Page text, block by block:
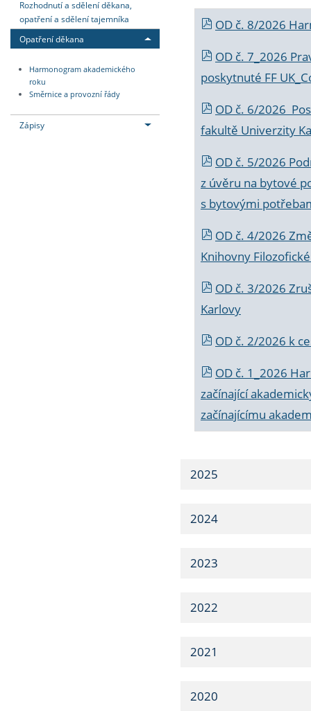
Rozhodnutí a sdělení děkana,
opatření a sdělení tajemníka
Opatření děkana
Harmonogram akademického
roku
Směrnice a provozní řády
Zápisy
OD č. 8/2026
OD č. 7_2026
poskytnuté FF
OD č. 6/2026
fakultě Univerzity
OD č. 5/2026
z úvěru na bytové
s bytovými
OD č. 4/2026
Knihovny
OD č. 3/2026
Karlovy
OD č. 2/2026 k
OD č. 1_2026
začínající
začínajícímu
2025
2024
2023
2022
2021
2020